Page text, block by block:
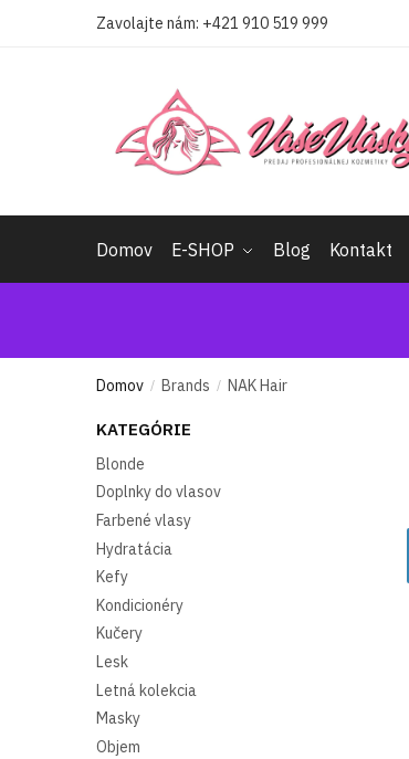
Zavolajte nám: +421 910 519 999
Domov E-SHOP Blog Kontakt
Domov / Brands / NAK Hair
KATEGÓRIE
Blonde
Doplnky do vlasov
Farbené vlasy
Hydratácia
Kefy
Kondicionéry
Kučery
Lesk
Letná kolekcia
Masky
Objem